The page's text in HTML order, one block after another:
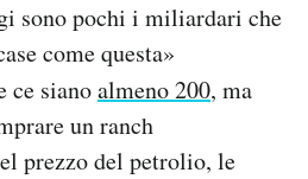
sono pochi i miliardari che
come questa»
ce sianoalmeno 200, ma
un ranch
prezzo del petrolio, le